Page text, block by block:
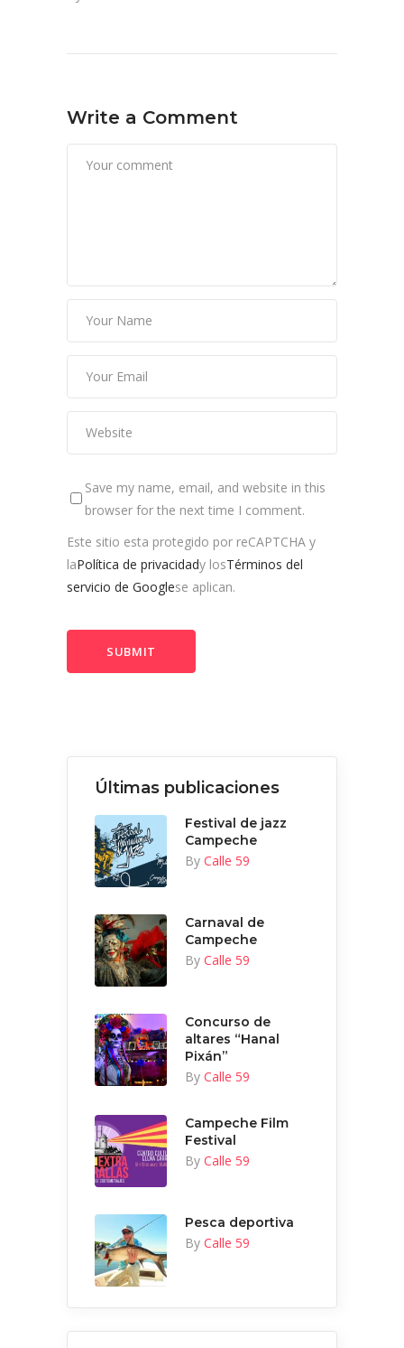
Write a Comment
Save my name, email, and website in this
browser for the next time I comment.
Este sitio esta protegido por reCAPTCHA y
laPolítica de privacidady losTérminos del
servicio de Googlese aplican.
Últimas publicaciones
Festival de jazz
Campeche
By Calle 59
Carnaval de
Campeche
By Calle 59
Concurso de
altares “Hanal
Pixán”
By Calle 59
Campeche Film
Festival
By Calle 59
Pesca deportiva
By Calle 59